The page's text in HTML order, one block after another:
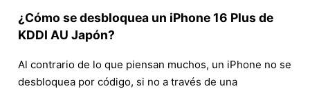
¿Cómo se desbloquea un iPhone 16 Plus de
KDDI AU Japón?
Al contrario de lo que piensan muchos, un iPhone no se
desbloquea por código, si no a través de una